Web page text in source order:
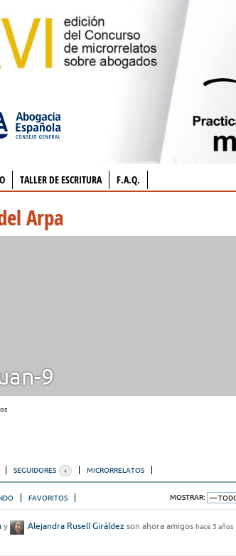
TALLER DE ESCRITURA F.A.Q.
Arpa
9
SEGUIDORES 4 MICRORRELATOS
FAVORITOS MOSTRAR:
y Alejandra Rusell Giráldez son ahora amigos hace 5 años